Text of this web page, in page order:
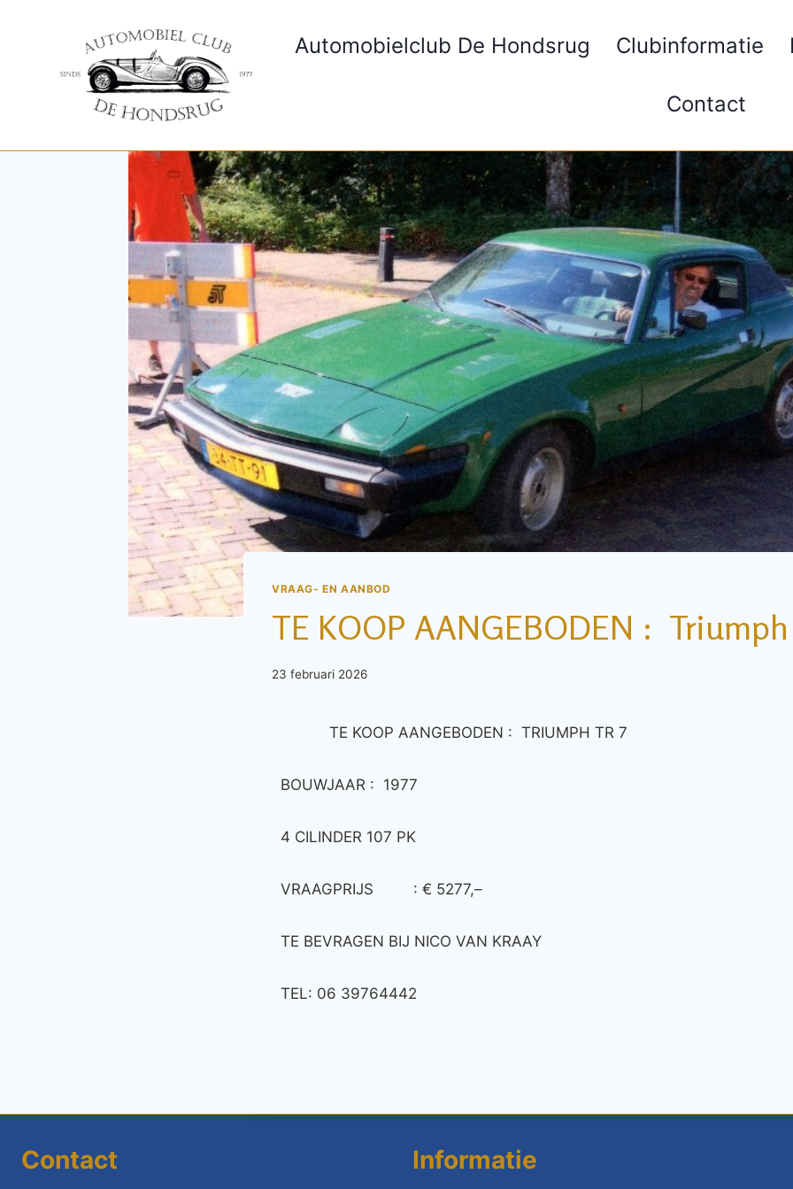
Automobielclub De Hondsrug Clubinformatie
Contact
VRAAG- EN AANBOD
TE KOOP AANGEBODEN : Triumph
23 februari 2026
TE KOOP AANGEBODEN : TRIUMPH TR 7
BOUWJAAR : 1977
4 CILINDER 107 PK
VRAAGPRIJS : € 5277,–
TE BEVRAGEN BIJ NICO VAN KRAAY
TEL: 06 39764442
Contact Informatie